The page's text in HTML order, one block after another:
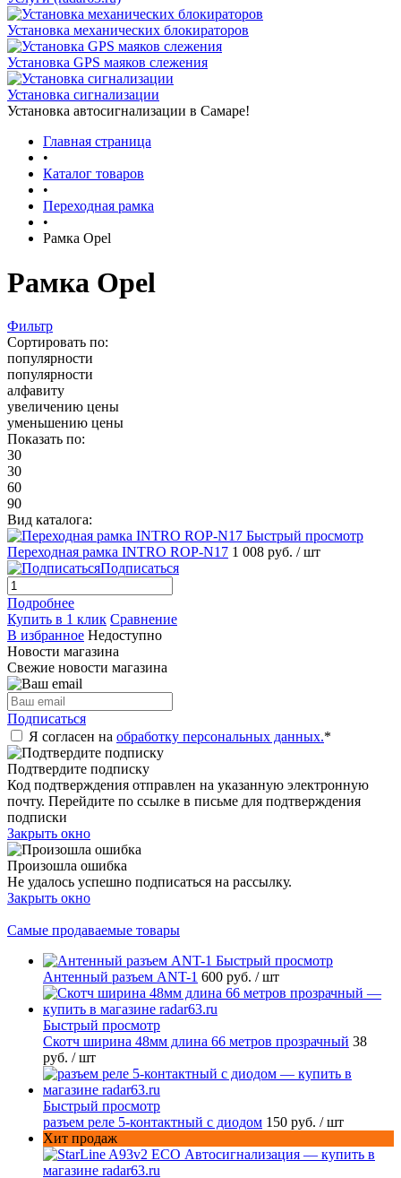
Установка механических блокираторов
Установка GPS маяков слежения
Установка сигнализации
Установка автосигнализации в Самаре!
Главная страница
•
Каталог товаров
•
Переходная рамка
•
Рамка Opel
Рамка Opel
Фильтр
Сортировать по:
популярности
популярности
алфавиту
увеличению цены
уменьшению цены
Показать по:
30
30
60
90
Вид каталога:
Быстрый просмотр
Переходная рамка INTRO ROP-N17 1 008 руб. / шт
Подписаться
Подробнее
Купить в 1 клик Сравнение
В избранное Недоступно
Новости магазина
Свежие новости магазина
Подписаться
Я согласен на обработку персональных данных.*
Подтвердите подписку
Код подтверждения отправлен на указанную электронную
почту. Перейдите по ссылке в письме для подтверждения
подписки
Закрыть окно
Произошла ошибка
Не удалось успешно подписаться на рассылку.
Закрыть окно
Самые продаваемые товары
Быстрый просмотр
Антенный разъем ANT-1 600 руб. / шт
Быстрый просмотр
Скотч ширина 48мм длина 66 метров прозрачный 38
руб. / шт
Быстрый просмотр
разъем реле 5-контактный с диодом 150 руб. / шт
Хит продаж